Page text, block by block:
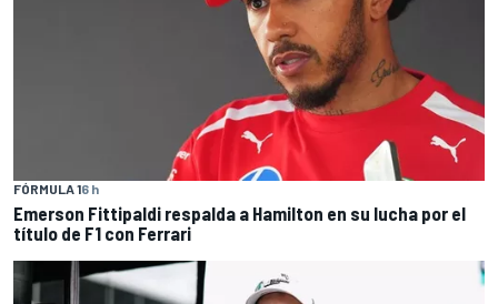
FÓRMULA 16 h
Emerson Fittipaldi respalda a Hamilton en su lucha por el
título de F1 con Ferrari